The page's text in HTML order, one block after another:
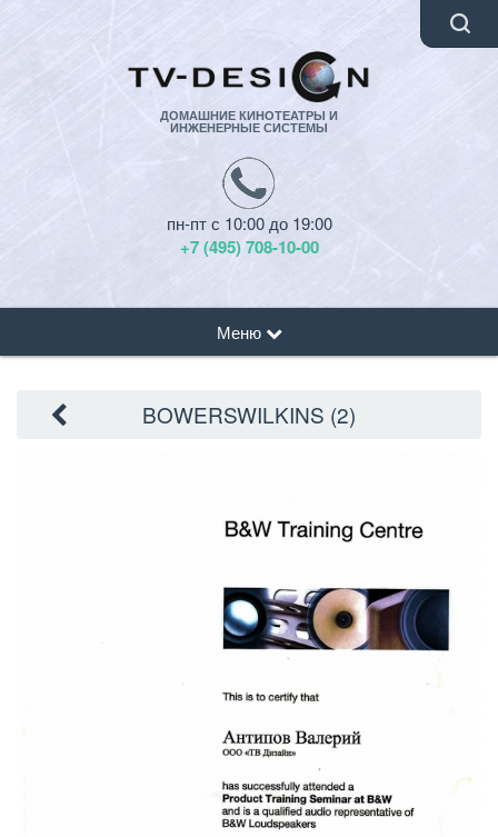
ДОМАШНИЕ КИНОТЕАТРЫ И
ИНЖЕНЕРНЫЕ СИСТЕМЫ
пн-пт с 10:00 до 19:00
+7 (495) 708-10-00
Меню
BOWERSWILKINS (2)